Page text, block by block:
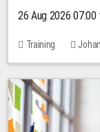
26 Aug 2026
Training
No free places